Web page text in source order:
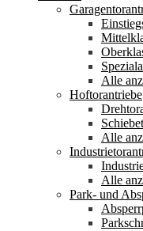
Alle
Hoftorantriebe
Alle
Alle
Park- und